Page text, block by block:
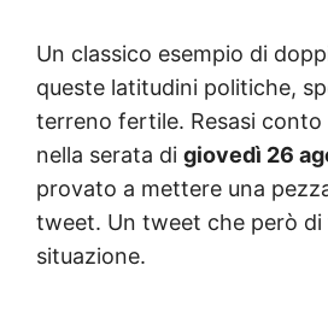
Un classico esempio di
queste latitudini politiche,
terreno fertile. Resasi conto
nella serata di giovedì 26
provato a mettere una
tweet. Un tweet che però
situazione.